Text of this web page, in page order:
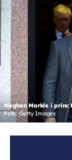
Meghan Markle i princ
Foto: Getty Images